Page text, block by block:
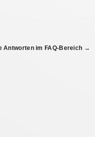
Antworten im FAQ-Bereich →